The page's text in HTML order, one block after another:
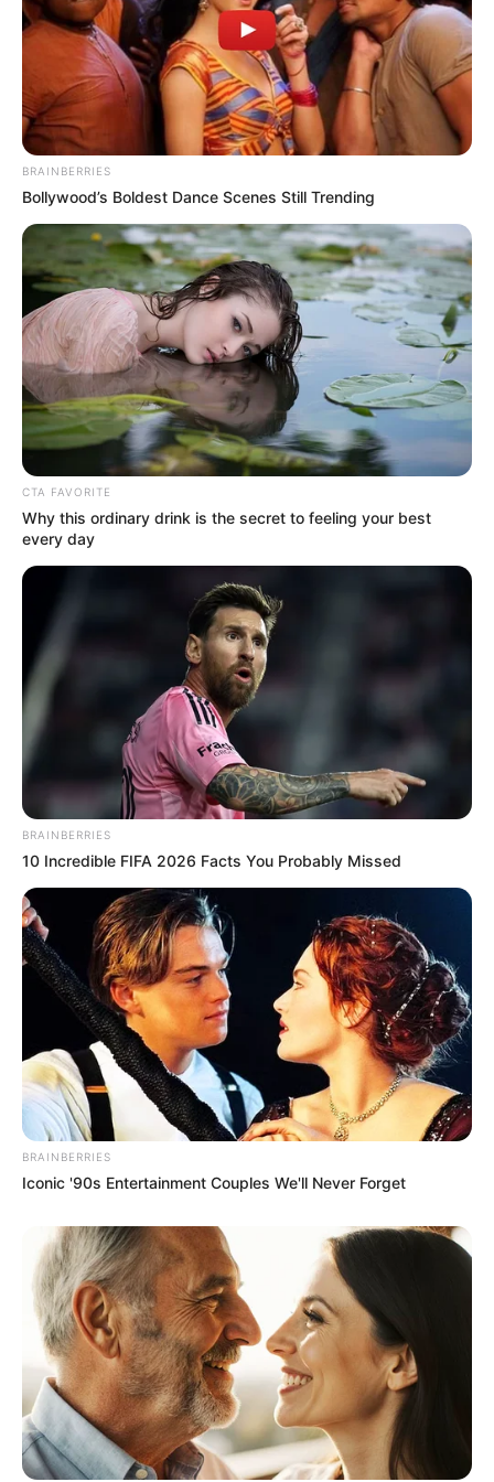
Ζωγράφου: Συνελήφθη δραπέτης φυλακών από
την άμεση δράση μετά από καταδίωξη – Βγήκε
από τη φυλακή και έκλεβε αυτοκίνητα
1 min read
03Σοβαρό τροχαίο ατύχημα στην Εύβοια με
τραυματίες – Αυτοκίνητο έπεσε από μεγάλο
ύψος στον δρόμο Προκόπι – Ψαχνά (ΦΩΤΟ –
·1 min read
04 ΑΣΤΥΝΟΜΙΚΆ
Απάτη- μαμούθ σε βάρος του ΕΟΠΥΥ: Δύο γιατροί
και τρεις φαρμακοποιοί προφυλακίστηκαν
20/09/2024, 18:16·1 min read
05 ΑΣΤΥΝΟΜΙΚΆ
Θύμα εκβιασμού έπεσε ανήλικος – Άγνωστος
κοινοποίησε προσωπικές του στιγμές
21/09/2024, 13:19
Οι σημαντικότερες ειδήσεις κάθε πρωί.
ΕΓΓΡΑΦΉ
POPULAR TOPICS
Παναθηναϊκά νέα σήμερα
Ληστεία
Καιρός
Κυριάκος Μητσοτάκης
Δολοφονία
Παναθηναϊκός
Χανιά
Αστυνομία Βόλος Θέματα ΗΠΑ
Σχετικά με το Newstok +
Ποιες ειδήσεις καλύπτει καθημερινά το Newstok;
Πόσο γρήγορα δημοσιεύονται οι έκτακτες ειδήσεις;
Προσφέρετε ενημέρωση για την Πολιτική και την
Οικονομία;
BRAINBERRIES
Bollywood’s Boldest Dance Scenes Still Trending
CTA FAVORITE
Why this ordinary drink is the secret to feeling your best
every day
BRAINBERRIES
10 Incredible FIFA 2026 Facts You Probably Missed
BRAINBERRIES
Iconic '90s Entertainment Couples We'll Never Forget